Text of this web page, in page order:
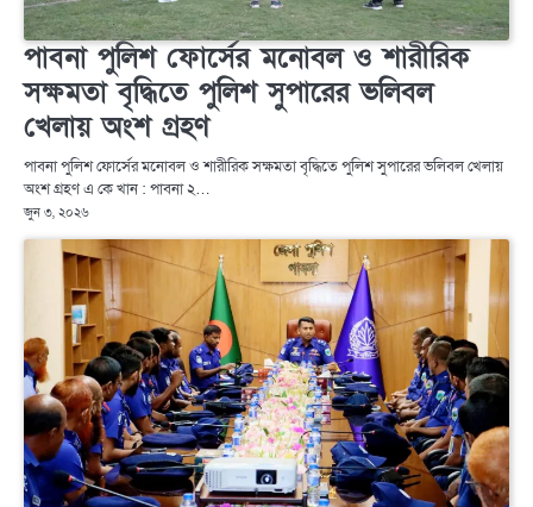
পাবনা পুলিশ ফোর্সের মনোবল ও শারীরিক
সক্ষমতা বৃদ্ধিতে পুলিশ সুপারের ভলিবল
খেলায় অংশ গ্রহণ
পাবনা পুলিশ ফোর্সের মনোবল ও শারীরিক সক্ষমতা বৃদ্ধিতে পুলিশ সুপারের ভলিবল খেলায়
অংশ গ্রহণ এ কে খান : পাবনা ২…
জুন ৩, ২০২৬